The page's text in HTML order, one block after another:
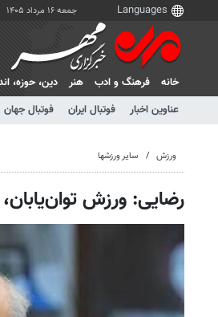
جمعه ۱۶ مرداد ۱۴۰۵
خانه فرهنگ و ادب هنر دين، حوزه،
عناوین اخبار
فوتبال ایران فوتبال جهان
ورزش سایر ورزشها
رضایی: ورزش